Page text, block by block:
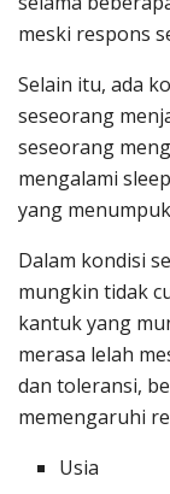
meski respons
Selain itu, ada
seseorang
seseorang
mengalami
yang
Dalam kondisi
mungkin tidak
kantuk yang
merasa lelah
dan toleransi,
memengaruhi
Usia